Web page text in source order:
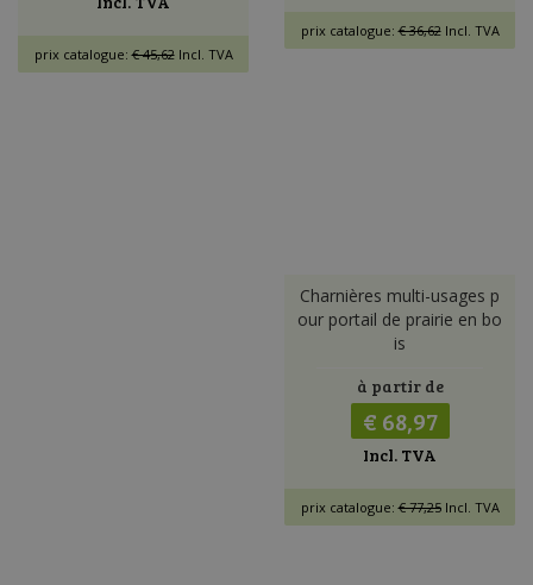
prix catalogue:€ 45,62Incl. TVA
prix catalogue:€ 36,62Incl. TVA
Charnières multi-usages p
our portail de prairie en bo
is
à partir de
€ 68,97
Incl. TVA
prix catalogue:€ 77,25Incl. TVA